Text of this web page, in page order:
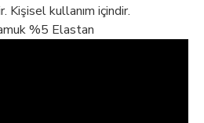
Kişisel kullanım içindir.
%5 Elastan